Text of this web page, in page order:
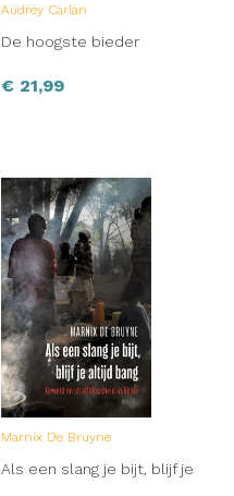
Audrey Carlan
De hoogste bieder
€ 21,99
Marnix De Bruyne
Als een slang je bijt, blijf je